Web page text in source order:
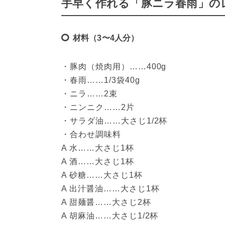
手早く作れる「豚ニラ春雨」の
材料（3〜4人分）
・豚肉（焼肉用）……400g
・春雨……1/3袋40g
・ニラ……2束
・ニンニク……2片
・サラダ油……大さじ1/2杯
・合わせ調味料
A 水……大さじ1杯
A 酒……大さじ1杯
A 砂糖……大さじ1杯
A 出汁醤油……大さじ1杯
A 甜麺醤……大さじ2杯
A 胡麻油……大さじ1/2杯